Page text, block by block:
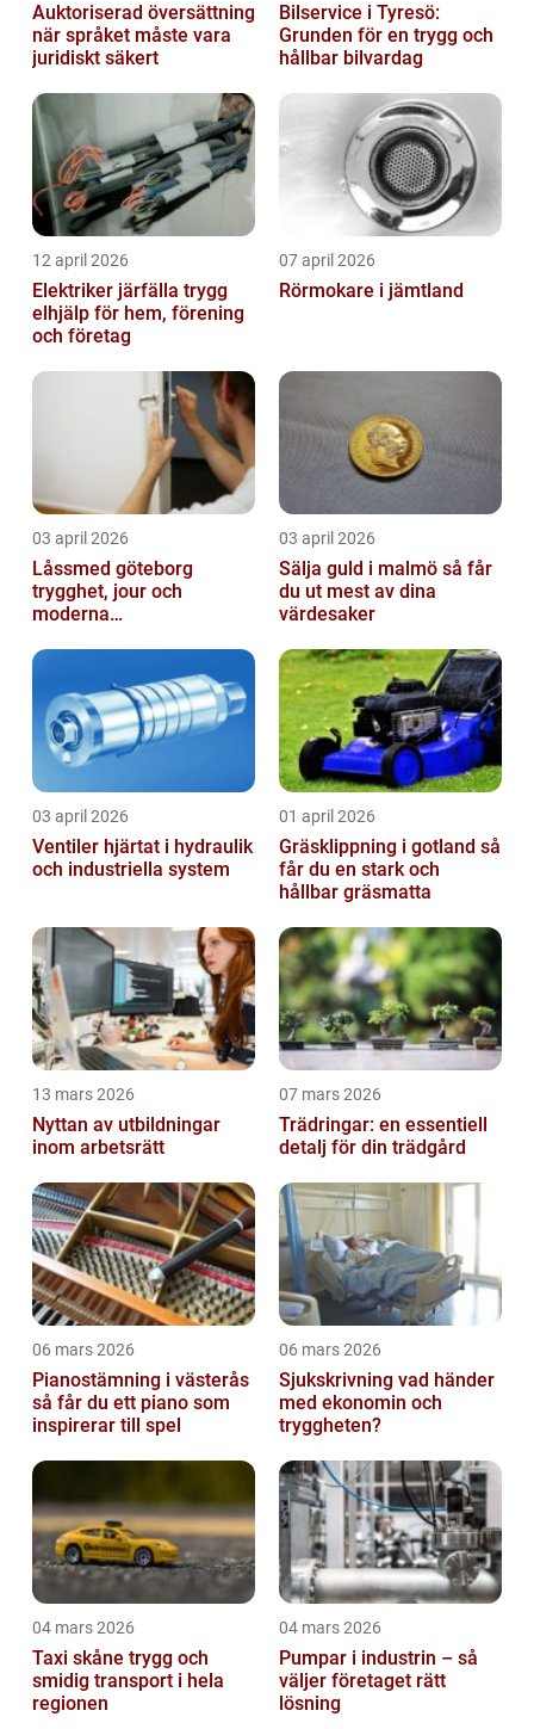
Auktoriserad översättning
när språket måste vara
juridiskt säkert
Bilservice i Tyresö:
Grunden för en trygg och
hållbar bilvardag
12 april 2026
Elektriker järfälla trygg
elhjälp för hem, förening
och företag
07 april 2026
Rörmokare i jämtland
03 april 2026
Låssmed göteborg
trygghet, jour och
moderna
03 april 2026
Sälja guld i malmö så får
du ut mest av dina
värdesaker
03 april 2026
Ventiler hjärtat i hydraulik
och industriella system
01 april 2026
Gräsklippning i gotland så
får du en stark och
hållbar gräsmatta
13 mars 2026
Nyttan av utbildningar
inom arbetsrätt
07 mars 2026
Trädringar: en essentiell
detalj för din trädgård
06 mars 2026
Pianostämning i västerås
så får du ett piano som
inspirerar till spel
06 mars 2026
Sjukskrivning vad händer
med ekonomin och
tryggheten?
04 mars 2026
Taxi skåne trygg och
smidig transport i hela
regionen
04 mars 2026
Pumpar i industrin – så
väljer företaget rätt
lösning